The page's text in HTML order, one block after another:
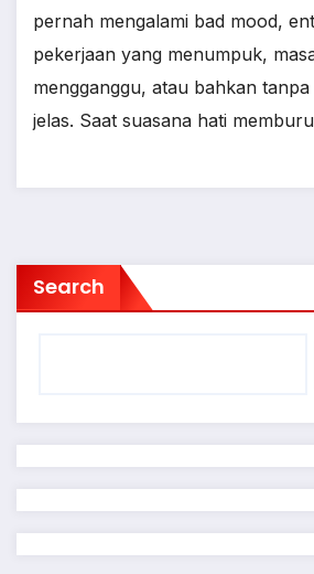
pernah mengalami bad mood,
pekerjaan yang menumpuk,
mengganggu, atau bahkan
jelas. Saat suasana hati
Search